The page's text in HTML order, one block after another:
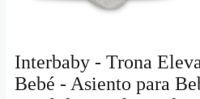
Interbaby - Trona
Bebé - Asiento para